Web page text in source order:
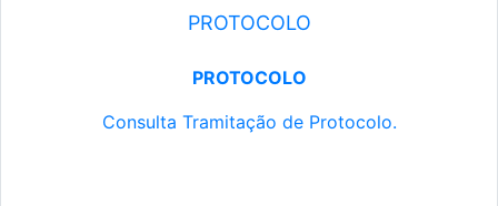
PROTOCOLO
PROTOCOLO
Consulta Tramitação de Protocolo.